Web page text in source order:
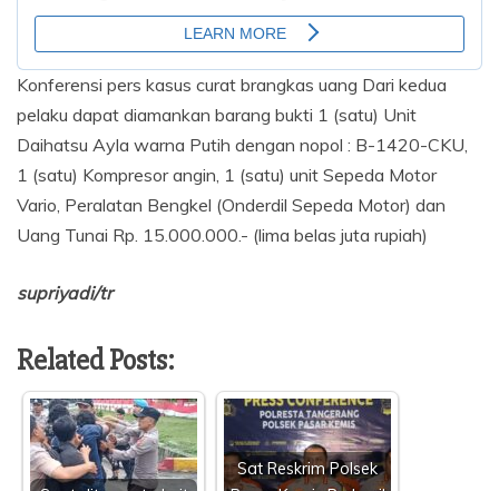
Konferensi pers kasus curat brangkas uang Dari kedua
pelaku dapat diamankan barang bukti 1 (satu) Unit
Daihatsu Ayla warna Putih dengan nopol : B-1420-CKU,
1 (satu) Kompresor angin, 1 (satu) unit Sepeda Motor
Vario, Peralatan Bengkel (Onderdil Sepeda Motor) dan
Uang Tunai Rp. 15.000.000.- (lima belas juta rupiah)
supriyadi/tr
Related Posts:
Sat Reskrim Polsek